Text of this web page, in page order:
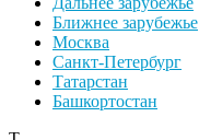
Ближнее зарубежье
Москва
Санкт-Петербург
Татарстан
Башкортостан